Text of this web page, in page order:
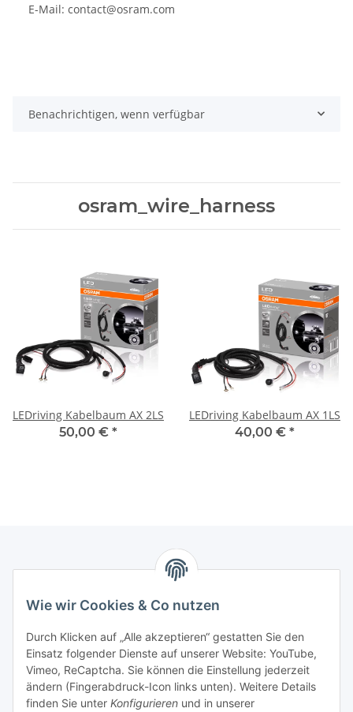
Wie wir Cookies & Co nutzen
Durch Klicken auf „Alle akzeptieren“ gestatten Sie den
Einsatz folgender Dienste auf unserer Website: YouTube,
Vimeo, ReCaptcha. Sie können die Einstellung jederzeit
ändern (Fingerabdruck-Icon links unten). Weitere Details
finden Sie unter Konfigurieren und in unserer
E-Mail: contact@osram.com
Benachrichtigen, wenn verfügbar
osram_wire_harness
LEDriving Kabelbaum AX 2LS
50,00 € *
LEDriving Kabelbaum AX 1LS
40,00 € *
Interessante Websites